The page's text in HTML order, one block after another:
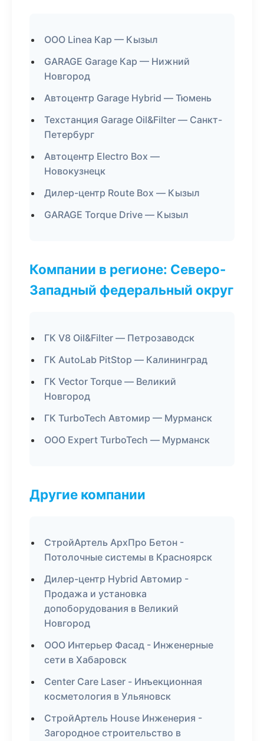
ООО Linea Кар — Кызыл
GARAGE Garage Кар — Нижний
Новгород
Автоцентр Garage Hybrid — Тюмень
Техстанция Garage Oil&Filter — Санкт-
Петербург
Автоцентр Electro Box —
Новокузнецк
Дилер-центр Route Box — Кызыл
GARAGE Torque Drive — Кызыл
Компании в регионе: Северо-
Западный федеральный округ
ГК V8 Oil&Filter — Петрозаводск
ГК AutoLab PitStop — Калининград
ГК Vector Torque — Великий
Новгород
ГК TurboTech Автомир — Мурманск
ООО Expert TurboTech — Мурманск
Другие компании
СтройАртель АрхПро Бетон -
Потолочные системы в Красноярск
Дилер-центр Hybrid Автомир -
Продажа и установка
допоборудования в Великий
Новгород
ООО Интерьер Фасад - Инженерные
сети в Хабаровск
Center Care Laser - Инъекционная
косметология в Ульяновск
СтройАртель House Инженерия -
Загородное строительство в